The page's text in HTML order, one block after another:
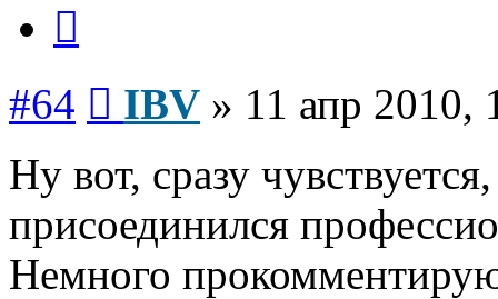
#64 IBV » 11 апр 2010,
Ну вот, сразу
присоединился
Немного